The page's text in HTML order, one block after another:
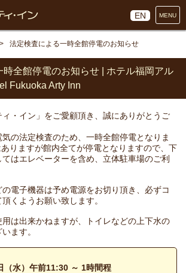
EN MENU
法定検査による一時全館停電のお知らせ
時全館停電のお知らせ | ホテル福岡アル
Fukuoka Arty Inn
・イン」をご愛顧頂き、誠にありがとうご
の法定検査のため、一時全館停電となりま
りますが館内全てが停電となりますので、下
はエレベーターを含め、立体駐車場のご利
の電子機器は予め電源をお切り頂き、必ずコ
くようお願い致します。
は出来かねますが、トイレなどの上下水の
ます。
（水）午前11:30 ～ 1時間程